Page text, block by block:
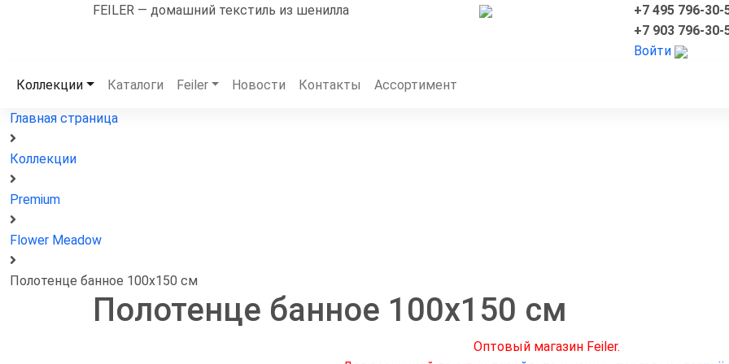
FEILER — домашний текстиль из шенилла
+7 495 796-30-
+7 903 796-30-
Войти
Коллекции Каталоги Feiler Новости Контакты Ассортимент
Главная страница
Коллекции
Premium
Flower Meadow
Полотенце банное 100x150 см
Полотенце банное 100x150 см
Оптовый магазин Feiler.